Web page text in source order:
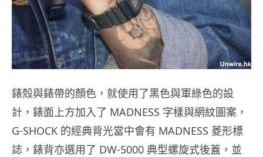
錶殼與錶帶的顏色，就使用了黑色與軍綠色的設
計，錶面上方加入了 MADNESS 字樣與網紋圖案，
G-SHOCK 的經典背光當中會有 MADNESS 菱形標
誌，錶背亦選用了 DW-5000 典型螺旋式後蓋，並